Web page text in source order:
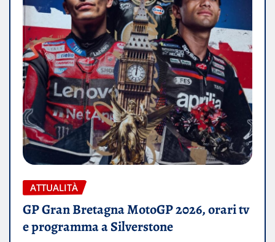
ATTUALITÀ
GP Gran Bretagna MotoGP 2026, orari tv
e programma a Silverstone